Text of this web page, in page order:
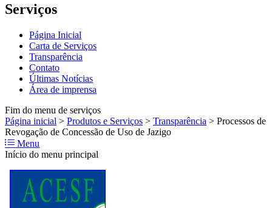
Serviços
Página Inicial
Carta de Serviços
Transparência
Contato
Últimas Notícias
Área de imprensa
Fim do menu de serviços
Página inicial > Produtos e Serviços > Transparência > Processos de
Revogação de Concessão de Uso de Jazigo
Menu
Início do menu principal